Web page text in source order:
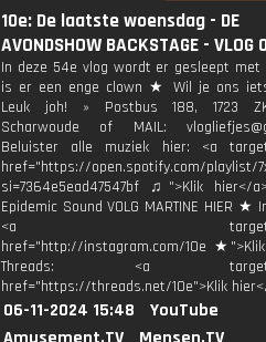
10e: De laatste woensdag - DE
AVONDSHOW BACKSTAGE - VLOG
In deze 54e vlog wordt er gesleept met
is er een enge clown ★ Wil je ons
Leuk joh! » Postbus 188, 1723
Scharwoude of MAIL:
Beluister alle muziek hier: <a
href="https://open.spotify.com/playlist/
si=7364e5ead47547bf ♫">Klik hier</
Epidemic Sound VOLG MARTINE HIER ★
<a
href="http://instagram.com/10e
Threads: <a
href="https://threads.net/10e">Klik
06-11-2024 15:48
YouTube